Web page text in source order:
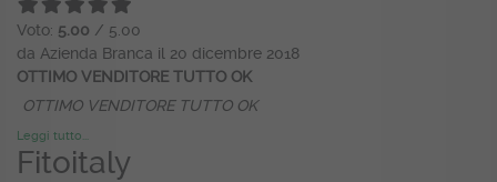
Voto: 5.00 / 5.00
da Azienda Branca il 20 dicembre 2018
OTTIMO VENDITORE TUTTO OK
OTTIMO VENDITORE TUTTO OK
Leggi tutto...
Fitoitaly